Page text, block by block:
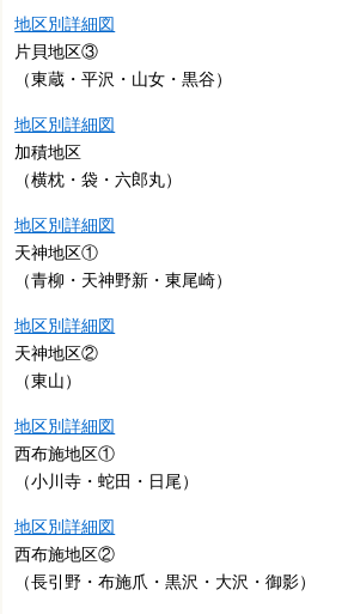
地区別詳細図
片貝地区③
（東蔵・平沢・山女・黒谷）
地区別詳細図
加積地区
（横枕・袋・六郎丸）
地区別詳細図
天神地区①
（青柳・天神野新・東尾崎）
地区別詳細図
天神地区②
（東山）
地区別詳細図
西布施地区①
（小川寺・蛇田・日尾）
地区別詳細図
西布施地区②
（長引野・布施爪・黒沢・大沢・御影）